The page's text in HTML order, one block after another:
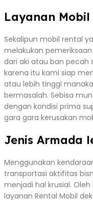
Layanan
Sekalipun mobil rental
melakukan
dari aki atau ban pecah
karena itu kami siap
atau lebih tinggi
bermasalah. Sebisa
dengan kondisi prima
gara gara kerusakan
Jenis Armada
Menggunakan
transportasi aktifitas
menjadi hal krusial.
layanan Rental Mobil